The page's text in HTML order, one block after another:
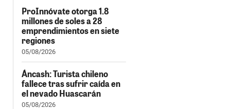
ProInnóvate otorga 1.8
millones de soles a 28
emprendimientos en siete
regiones
05/08/2026
Áncash: Turista chileno
fallece tras sufrir caída en
el nevado Huascarán
05/08/2026